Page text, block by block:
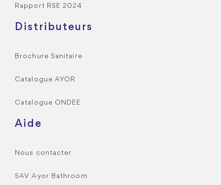
Rapport RSE 2024
Distributeurs
Brochure Sanitaire
Catalogue AYOR
Catalogue ONDEE
Aide
Nous contacter
SAV Ayor Bathroom